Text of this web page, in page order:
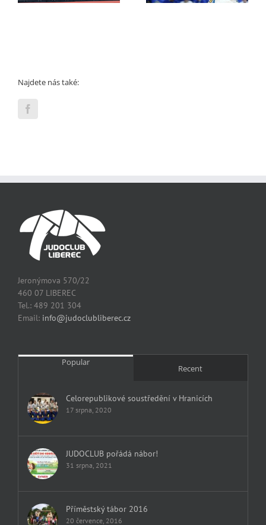
Najdete nás také:
Jeronýmova 570/22
460 07 LIBEREC
Tel.: 489 201 304
Email: info@judoclubliberec.cz
Popular
Recent
Celorepublikové soustředění v Hranicích
17 srpna, 2020
JUDOCLUB pořádá nábor!
31 srpna, 2021
Příměstský tábor 2016
20 července, 2016